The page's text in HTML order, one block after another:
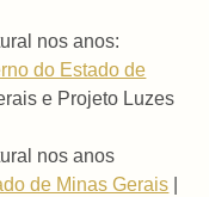
nos anos:
do Estado de
e Projeto Luzes
nos anos
de Minas Gerais